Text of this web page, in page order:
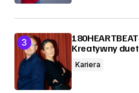
Kreatywny
Kariera